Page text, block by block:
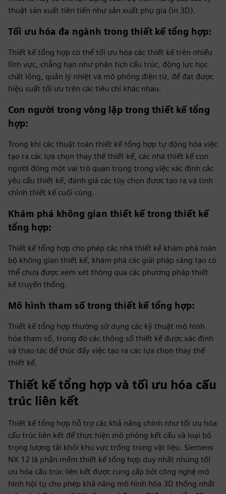
thuật sản xuất tiên tiến như sản xuất phụ gia (in 3D).
Tối ưu hóa đa ngành trong thiết kế tổng hợp:
Thiết kế tổng hợp có thể tối ưu hóa các thiết kế trên nhiều
lĩnh vực, chẳng hạn như phân tích cấu trúc, động lực học
chất lỏng, quản lý nhiệt và mô phỏng điện từ, để đạt được
hiệu suất tối ưu trên các tiêu chí khác nhau.
Con người trong vòng lặp trong thiết kế tổng
hợp:
Trong khi các thuật toán thiết kế tổng hợp tự động hóa việc
tạo ra các lựa chọn thay thế thiết kế, các nhà thiết kế con
người đóng một vai trò quan trọng trong việc xác định các
yêu cầu thiết kế, đánh giá các tùy chọn được tạo ra và tinh
chỉnh thiết kế cuối cùng.
Khám phá không gian thiết kế trong thiết kế
tổng hợp:
Thiết kế tổng hợp cho phép các nhà thiết kế khám phá toàn
bộ không gian thiết kế, khám phá các giải pháp sáng tạo có
thể chưa được xem xét thông qua các phương pháp thiết
kế truyền thống.
Mô hình tham số trong thiết kế tổng hợp:
Thiết kế tổng hợp thường sử dụng các kỹ thuật mô hình
hóa tham số, trong đó các thông số thiết kế được xác định
và thao tác để thúc đẩy việc tạo ra các lựa chọn thay thế
thiết kế.
Thiết kế tổng hợp và tối ưu hóa cấu
trúc liên kết
Thiết kế tổng hợp hỗ trợ các khả năng chính như tối ưu hóa
cấu trúc liên kết để thực hiện mô phỏng kết cấu và loại bỏ
trọng lượng tải khỏi khu vực trống trong vật liệu. Siemens
NX 12 là phần mềm thiết kế tổng hợp duy nhất nhúng tối
ưu hóa cấu trúc liên kết được cung cấp bởi công nghệ mô
hình hội tụ cho phép khả năng mô hình hóa 3D thống nhất